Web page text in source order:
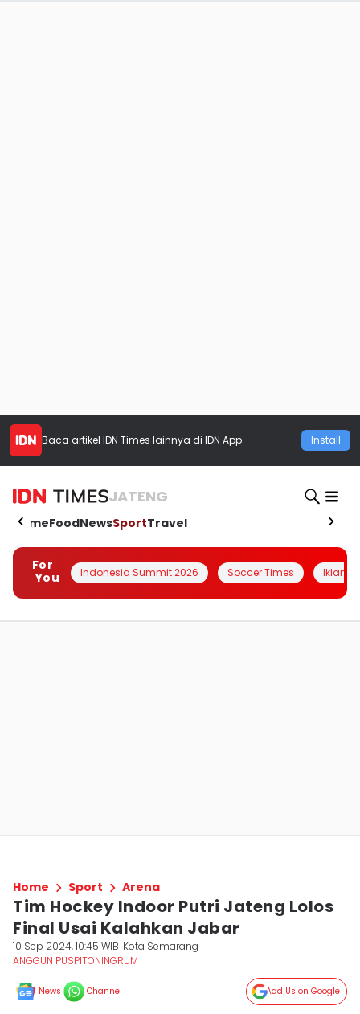
Baca artikel IDN Times lainnya di IDN App Install
JATENG
HomeFoodNewsSportTravel
For
You
Indonesia Summit 2026 Soccer Times Iklanin
Home Sport Arena
Tim Hockey Indoor Putri Jateng Lolos
Final Usai Kalahkan Jabar
10 Sep 2024, 10:45 WIB Kota Semarang
ANGGUN PUSPITONINGRUM
News Channel Add Us on Google